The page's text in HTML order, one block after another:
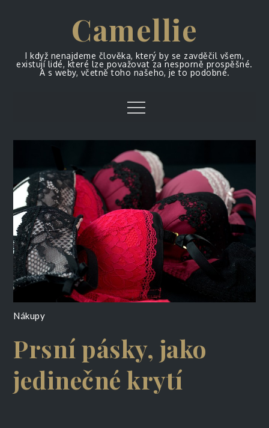
Camellie
I když nenajdeme člověka, který by se zavděčil všem,
existují lidé, které lze považovat za nesporně prospěšné.
A s weby, včetně toho našeho, je to podobné.
Menu
Nákupy
Prsní pásky, jako
jedinečné krytí